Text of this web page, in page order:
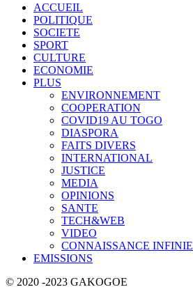
ACCUEIL
POLITIQUE
SOCIETE
SPORT
CULTURE
ECONOMIE
PLUS
ENVIRONNEMENT
COOPERATION
COVID19 AU TOGO
DIASPORA
FAITS DIVERS
INTERNATIONAL
JUSTICE
MEDIA
OPINIONS
SANTE
TECH&WEB
VIDEO
CONNAISSANCE INFINIE
EMISSIONS
© 2020 -2023 GAKOGOE